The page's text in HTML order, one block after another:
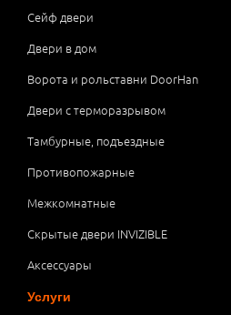
Сейф двери
Двери в дом
Ворота и рольставни DoorHan
Двери с терморазрывом
Тамбурные, подъездные
Противопожарные
Межкомнатные
Скрытые двери INVIZIBLE
Аксессуары
Услуги